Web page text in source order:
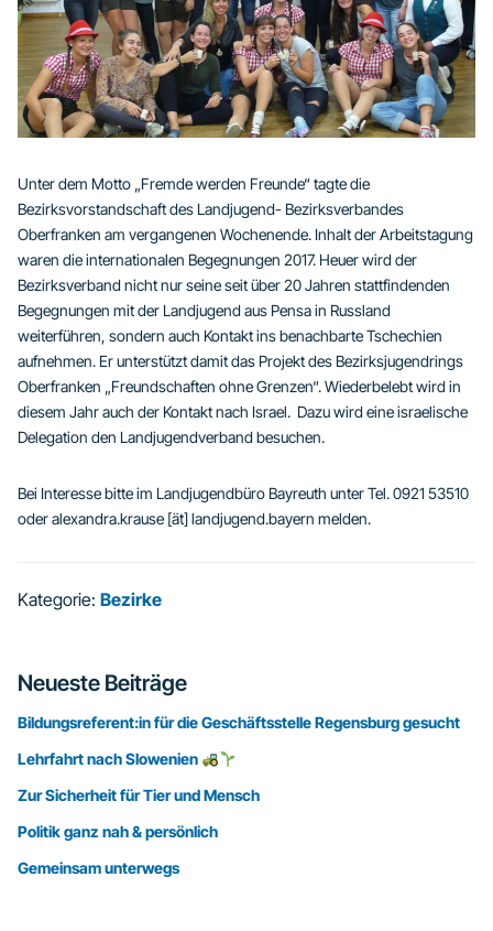
Unter dem Motto „Fremde werden Freunde“ tagte die
Bezirksvorstandschaft des Landjugend- Bezirksverbandes
Oberfranken am vergangenen Wochenende. Inhalt der Arbeitstagung
waren die internationalen Begegnungen 2017. Heuer wird der
Bezirksverband nicht nur seine seit über 20 Jahren stattfindenden
Begegnungen mit der Landjugend aus Pensa in Russland
weiterführen, sondern auch Kontakt ins benachbarte Tschechien
aufnehmen. Er unterstützt damit das Projekt des Bezirksjugendrings
Oberfranken „Freundschaften ohne Grenzen“. Wiederbelebt wird in
diesem Jahr auch der Kontakt nach Israel. Dazu wird eine israelische
Delegation den Landjugendverband besuchen.
Bei Interesse bitte im Landjugendbüro Bayreuth unter Tel. 0921 53510
oder alexandra.krause [ät] landjugend.bayern melden.
Kategorie: Bezirke
Seitenspalte
Neueste Beiträge
Bildungsreferent:in für die Geschäftsstelle Regensburg gesucht
Lehrfahrt nach Slowenien
Zur Sicherheit für Tier und Mensch
Politik ganz nah & persönlich
Gemeinsam unterwegs